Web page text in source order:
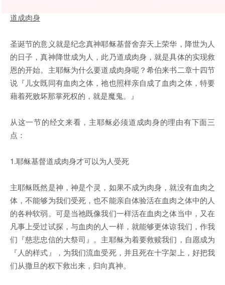
道成肉身
圣诞节的意义就是纪念真神耶稣基督舍弃天上荣华，降世为人
的日子，真神降世成为人，此乃道成肉身，就是具体的实现救
恩的开始。主耶稣为什么要道成肉身呢？希伯来书二章十四节
说『儿女既同有血肉之体，祂也照样亲自成了血肉之体，特要
藉着死败坏那掌死权的，就是魔鬼。』
从这一节的经文来看，主耶稣必须道成肉身的理由有下面三
点：
1.耶稣基督道成肉身才可以为人受死
主耶稣既然是神，神是个灵，如果不成为肉身，就没有血肉之
体，不能够为我们受死，也不能亲自体验活在血肉之体中的人
的各种软弱。可是当祂既像我们一样活在血肉之体当中，又在
凡事上受过试探，与血肉的人一样，就能够更体谅我们，作我
们『慈悲忠信的大祭司』。主耶稣为着要救赎我们，自愿成为
『人的样式』，为我们流血受死，并且死在十字架上，好把我
们从撒旦的权下救出来，归向真神。